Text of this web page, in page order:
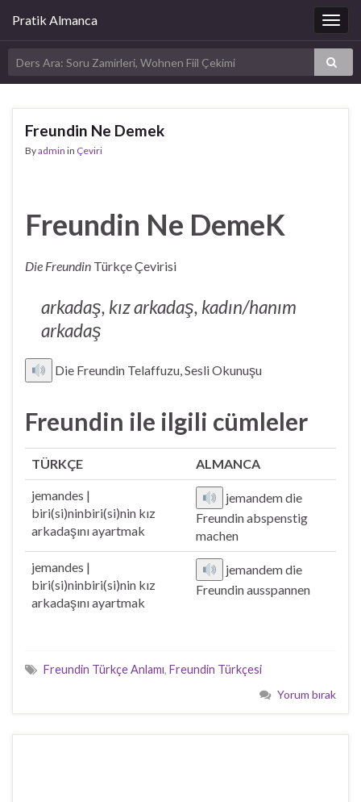
Pratik Almanca
Freundin Ne Demek
Byadmin in Çeviri
Freundin Ne DemeK
Die Freundin Türkçe Çevirisi
arkadaş, kız arkadaş, kadın/hanım
arkadaş
Die Freundin Telaffuzu, Sesli Okunuşu
Freundin ile ilgili cümleler
TÜRKÇE ALMANCA
jemandes |
biri(si)ninbiri(si)nin kız
arkadaşını ayartmak
jemandem die
Freundin abspenstig
machen
jemandes |
biri(si)ninbiri(si)nin kız
arkadaşını ayartmak
jemandem die
Freundin ausspannen
Freundin Türkçe Anlamı, Freundin Türkçesi
Yorum bırak